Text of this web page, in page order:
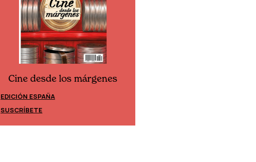
Cine desde los márgenes
EDICIÓN ESPAÑA
SUSCRÍBETE